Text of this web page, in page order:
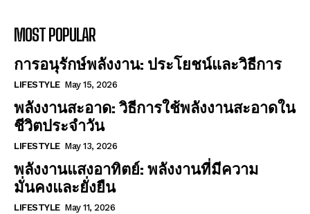
MOST POPULAR
การอนุรักษ์พลังงาน: ประโยชน์และวิธีการ
LIFESTYLE May 15, 2026
พลังงานสะอาด: วิธีการใช้พลังงานสะอาดใน
ชีวิตประจำวัน
LIFESTYLE May 13, 2026
พลังงานแสงอาทิตย์: พลังงานที่มีความ
มั่นคงและยั่งยืน
LIFESTYLE May 11, 2026